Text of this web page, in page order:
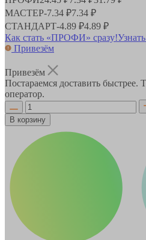
МАСТЕР-7.34 ₽7.34 ₽
СТАНДАРТ-4.89 ₽4.89 ₽
Как стать «ПРОФИ» сразу!
Привезём
Привезём
Постараемся доставить быстрее.
оператор.
В корзину